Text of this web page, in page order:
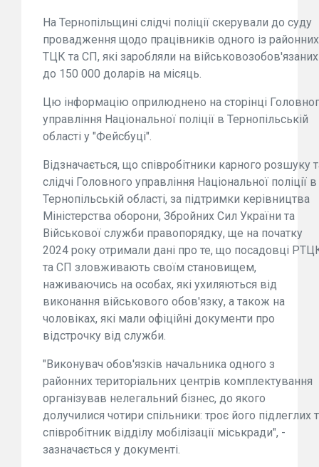
На Тернопільщині слідчі поліції скерували до суду
провадження щодо працівників одного із районних
ТЦК та СП, які заробляли на військовозобов'язаних
до 150 000 доларів на місяць.
Цю інформацію оприлюднено на сторінці
управління Національної поліції в Тернопільській
області у "Фейсбуці".
Відзначається, що співробітники карного розшуку
слідчі Головного управління Національної поліції в
Тернопільській області, за підтримки керівництва
Міністерства оборони, Збройних Сил України та
Військової служби правопорядку, ще на початку
2024 року отримали дані про те, що посадовці
та СП зловживають своїм становищем,
наживаючись на особах, які ухиляються від
виконання військового обов'язку, а також на
чоловіках, які мали офіційні документи про
відстрочку від служби.
"Виконувач обов'язків начальника одного з
районних територіальних центрів комплектування
організував нелегальний бізнес, до якого
долучилися чотири спільники: троє його підлеглих
співробітник відділу мобілізації міськради", -
зазначається у документі.